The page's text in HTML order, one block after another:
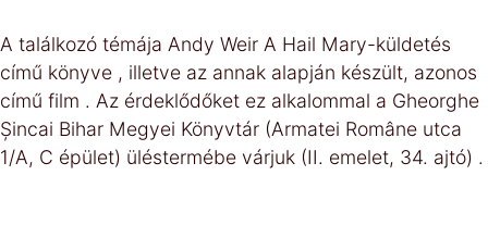
A találkozó témája Andy Weir A Hail Mary-küldetés
című könyve , illetve az annak alapján készült, azonos
című film . Az érdeklődőket ez alkalommal a Gheorghe
Șincai Bihar Megyei Könyvtár (Armatei Române utca
1/A, C épület) üléstermébe várjuk (II. emelet, 34. ajtó) .